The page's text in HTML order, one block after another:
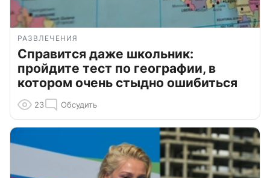
РАЗВЛЕЧЕНИЯ
Справится даже школьник:
пройдите тест по географии, в
котором очень стыдно ошибиться
23 Обсудить